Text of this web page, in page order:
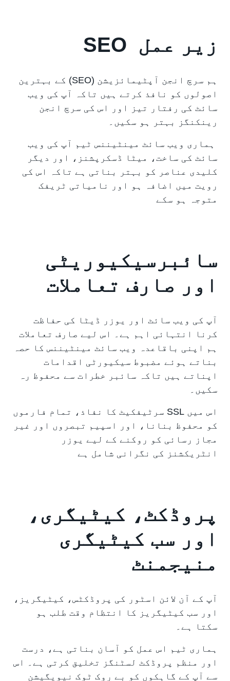
زیر عمل SEO
ہم سرچ انجن آپٹیمائزیشن (SEO) کے بہترین
اصولوں کو نافذ کرتے ہیں تاکہ آپ کی ویب
سائٹ کی رفتار تیز اور اس کی سرچ انجن
رینکنگز بہتر ہو سکیں۔
ہماری ویب سائٹ مینٹیننس ٹیم آپ کی ویب
سائٹ کی ساخت، میٹا ڈسکرپشنز، اور دیگر
کلیدی عناصر کو بہتر بناتی ہے تاکہ اس کی
رویت میں اضافہ ہو اور نامیاتی ٹریفک
متوجہ ہو سکے
سائبرسیکیوریٹی
اور صارف تعاملات
آپ کی ویب سائٹ اور یوزر ڈیٹا کی حفاظت
کرنا انتہائی اہم ہے۔ اس لیے صارف تعاملات
ہم اپنی باقاعدہ ویب سائٹ مینٹیننس کا حصہ
بناتے ہوئے مضبوط سیکیورٹی اقدامات
اپناتے ہیں تاکہ سائبر خطرات سے محفوظ رہ
سکیں۔
اس میں SSL سرٹیفکیٹ کا نفاذ، تمام فارموں
کو محفوظ بنانا، اور اسپیم تبصروں اور غیر
مجاز رسائی کو روکنے کے لیے یوزر
انٹریکشنز کی نگرانی شامل ہے
پروڈکٹ، کیٹیگری،
اور سب کیٹیگری
منیجمنٹ
آپ کے آن لائن اسٹور کی پروڈکٹس، کیٹیگریز،
اور سب کیٹیگریز کا انتظام وقت طلب ہو
سکتا ہے۔
ہماری ٹیم اس عمل کو آسان بناتی ہے، درست
اور منظم پروڈکٹ لسٹنگز تخلیق کرتی ہے۔ اس
سے آپ کے گاہکوں کو بے روک ٹوک نیویگیشن